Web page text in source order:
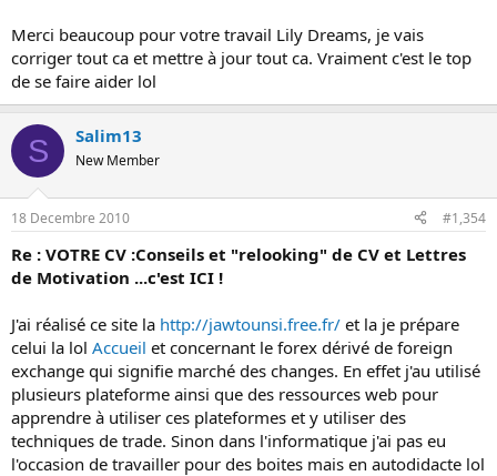
Merci beaucoup pour votre travail Lily Dreams, je vais
corriger tout ca et mettre à jour tout ca. Vraiment c'est le top
de se faire aider lol
S Salim13
New Member
18 Decembre 2010 #1,354
Re : VOTRE CV :Conseils et "relooking" de CV et Lettres
de Motivation ...c'est ICI !
J'ai réalisé ce site la http://jawtounsi.free.fr/ et la je prépare
celui la lol Accueil et concernant le forex dérivé de foreign
exchange qui signifie marché des changes. En effet j'au utilisé
plusieurs plateforme ainsi que des ressources web pour
apprendre à utiliser ces plateformes et y utiliser des
techniques de trade. Sinon dans l'informatique j'ai pas eu
l'occasion de travailler pour des boites mais en autodidacte lol